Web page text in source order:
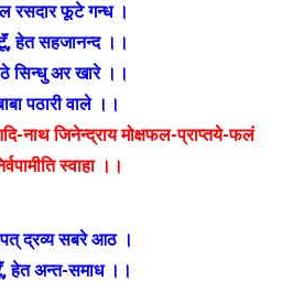
रसदार फूटे गन्ध ।
,हेत सहजानन्द ।।
सिन्धु अर खारे ।।
पठारी वाले ।।
नाथ जिनेन्द्राय मोक्षफल-प्राप्तये-फलं
स्वाहा ।।
द्रव्य सबरे आठ ।
,हेत अन्त-समाध ।।